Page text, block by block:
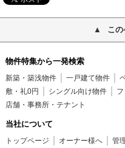
こ
物件特集から一発検索
新築・築浅物件 一戸建て物件
敷・礼0円
シングル向け物件
店舗・事務所・テナント
当社について
トップページ オーナー様へ 管